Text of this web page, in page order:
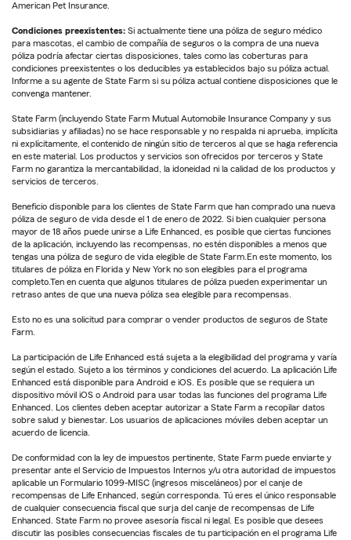
American Pet Insurance.
Condiciones preexistentes: Si actualmente tiene una póliza de seguro médico
para mascotas, el cambio de compañía de seguros o la compra de una nueva
póliza podría afectar ciertas disposiciones, tales como las coberturas para
condiciones preexistentes o los deducibles ya establecidos bajo su póliza actual.
Informe a su agente de State Farm si su póliza actual contiene disposiciones que le
convenga mantener.
State Farm (incluyendo State Farm Mutual Automobile Insurance Company y sus
subsidiarias y afiliadas) no se hace responsable y no respalda ni aprueba, implícita
ni explícitamente, el contenido de ningún sitio de terceros al que se haga referencia
en este material. Los productos y servicios son ofrecidos por terceros y State
Farm no garantiza la mercantabilidad, la idoneidad ni la calidad de los productos y
servicios de terceros.
Beneficio disponible para los clientes de State Farm que han comprado una nueva
póliza de seguro de vida desde el 1 de enero de 2022. Si bien cualquier persona
mayor de 18 años puede unirse a Life Enhanced, es posible que ciertas funciones
de la aplicación, incluyendo las recompensas, no estén disponibles a menos que
tengas una póliza de seguro de vida elegible de State Farm.En este momento, los
titulares de póliza en Florida y New York no son elegibles para el programa
completo.Ten en cuenta que algunos titulares de póliza pueden experimentar un
retraso antes de que una nueva póliza sea elegible para recompensas.
Esto no es una solicitud para comprar o vender productos de seguros de State
Farm.
La participación de Life Enhanced está sujeta a la elegibilidad del programa y varía
según el estado. Sujeto a los términos y condiciones del acuerdo. La aplicación Life
Enhanced está disponible para Android e iOS. Es posible que se requiera un
dispositivo móvil iOS o Android para usar todas las funciones del programa Life
Enhanced. Los clientes deben aceptar autorizar a State Farm a recopilar datos
sobre salud y bienestar. Los usuarios de aplicaciones móviles deben aceptar un
acuerdo de licencia.
De conformidad con la ley de impuestos pertinente, State Farm puede enviarte y
presentar ante el Servicio de Impuestos Internos y/u otra autoridad de impuestos
aplicable un Formulario 1099-MISC (ingresos misceláneos) por el canje de
recompensas de Life Enhanced, según corresponda. Tú eres el único responsable
de cualquier consecuencia fiscal que surja del canje de recompensas de Life
Enhanced. State Farm no provee asesoría fiscal ni legal. Es posible que desees
discutir las posibles consecuencias fiscales de tu participación en el programa Life